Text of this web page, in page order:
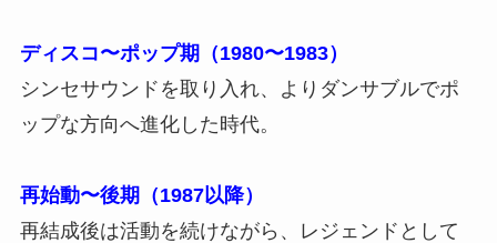
ディスコ〜ポップ期（1980〜1983）
シンセサウンドを取り入れ、よりダンサブルでポ
ップな方向へ進化した時代。
再始動〜後期（1987以降）
再結成後は活動を続けながら、レジェンドとして